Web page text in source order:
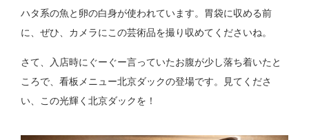
ハタ系の魚と卵の白身が使われています。胃袋に収める前
に、ぜひ、カメラにこの芸術品を撮り収めてくださいね。
さて、入店時にぐーぐー言っていたお腹が少し落ち着いたと
ころで、看板メニュー北京ダックの登場です。見てくださ
い、この光輝く北京ダックを！